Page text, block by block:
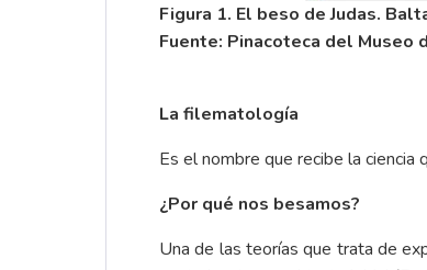
Figura 1. El beso de Judas.
Fuente: Pinacoteca del Museo
La filematología
Es el nombre que recibe la
¿Por qué nos besamos?
Una de las teorías que trata de